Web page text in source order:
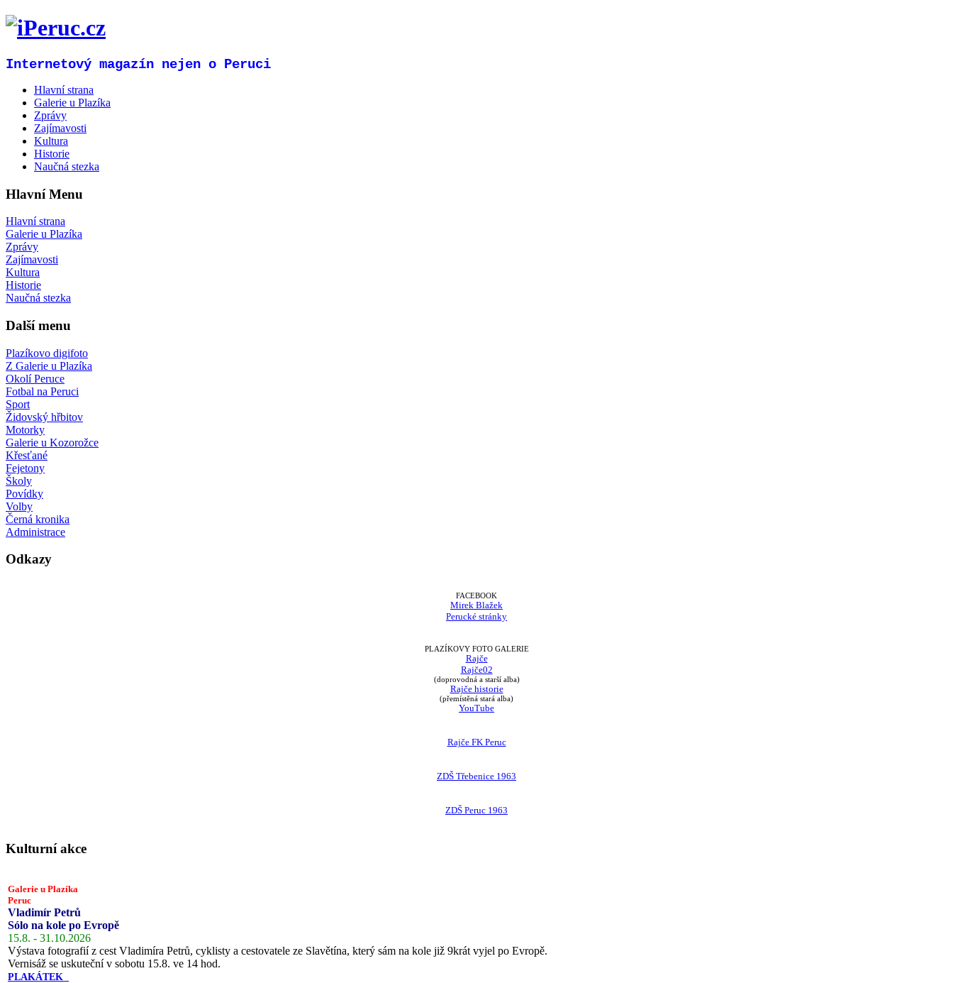
Internetový magazín nejen o Peruci
Hlavní strana
Galerie u Plazíka
Zprávy
Zajímavosti
Kultura
Historie
Naučná stezka
Hlavní Menu
Hlavní strana
Galerie u Plazíka
Zprávy
Zajímavosti
Kultura
Historie
Naučná stezka
Další menu
Plazíkovo digifoto
Z Galerie u Plazíka
Okolí Peruce
Fotbal na Peruci
Sport
Židovský hřbitov
Motorky
Galerie u Kozorožce
Křesťané
Fejetony
Školy
Povídky
Volby
Černá kronika
Administrace
Odkazy
FACEBOOK
Mirek Blažek
Perucké stránky
PLAZÍKOVY FOTO GALERIE
Rajče
Rajče02
(doprovodná a starší alba)
Rajče historie
(přemístěná stará alba)
YouTube
Rajče FK Peruc
ZDŠ Třebenice 1963
ZDŠ Peruc 1963
Kulturní akce
Galerie u Plazíka
Peruc
Vladimír Petrů
Sólo na kole po Evropě
15.8. - 31.10.2026
Výstava fotografií z cest Vladimíra Petrů, cyklisty a cestovatele ze Slavětína, který sám na kole již 9krát vyjel po Evropě.
Vernisáž se uskuteční v sobotu 15.8. ve 14 hod.
PLAKÁTEK